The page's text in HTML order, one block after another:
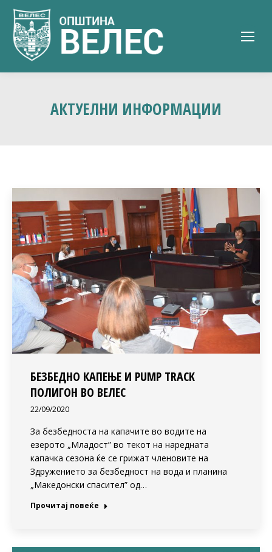
АКТУЕЛНИ ИНФОРМАЦИИ
БЕЗБЕДНО КАПЕЊЕ И PUMP TRACK
ПОЛИГОН ВО ВЕЛЕС
22/09/2020
За безбедноста на капачите во водите на
езерото „Младост” во текот на наредната
капачка сезона ќе се грижат членовите на
Здружението за безбедност на вода и планина
„Македонски спасител” од…
Прочитај повеќе